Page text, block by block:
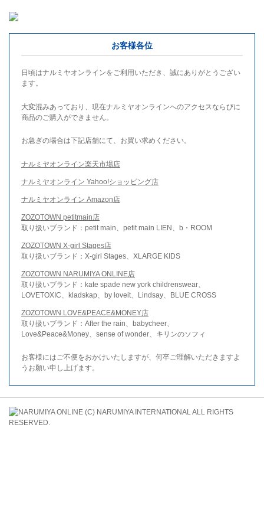
お客様各位
日頃はナルミヤオンラインをご利用いただき、誠にありがとうござい
ます。
大変混みあっており、現在ナルミヤオンラインへのアクセスならびに
商品のご購入ができません。
お急ぎの場合は下記店舗にて、お買い求めください。
ナルミヤオンライン楽天市場店
ナルミヤオンライン Yahoo!ショッピング店
ナルミヤオンライン Amazon店
ZOZOTOWN petitmain店
取り扱いブランド：petit main、petit main LIEN、b・ROOM
ZOZOTOWN X-girl Stages店
取り扱いブランド：X-girl Stages、XLARGE KIDS
ZOZOTOWN NARUMIYA ONLINE店
取り扱いブランド：kate spade new york childrenswear、
LOVETOXIC、kladskap、by loveit、Lindsay、BLUE CROSS
ZOZOTOWN LOVE&PEACE&MONEY店
取り扱いブランド：After the rain、babycheer、
Love&Peace&Money、sense of wonder、キリンのソフィ
お客様にはご不便をおかけいたしますが、何卒ご理解いただきますよ
うお願い申し上げます。